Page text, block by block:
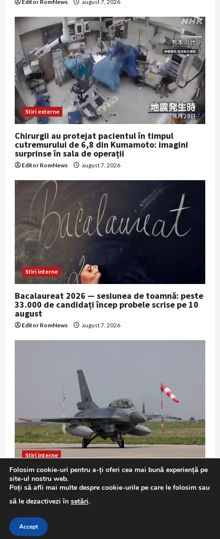
Editor RomNews august 7, 2026
Stiri externe
Chirurgii au protejat pacientul în timpul
cutremurului de 6,8 din Kumamoto: imagini
surprinse în sala de operații
Editor RomNews august 7, 2026
Stiri interne
Bacalaureat 2026 — sesiunea de toamnă: peste
33.000 de candidați încep probele scrise pe 10
august
Editor RomNews august 7, 2026
Stiri interne
F-16 în misiune de Poliție Aeriană: exercițiu
demonstrativ la Baza 86 Borcea
Editor RomNews august 7, 2026
Folosim cookie-uri pentru a-ți oferi cea mai bună experiență pe
site-ul nostru web.
Poți să afli mai multe despre cookie-urile pe care le folosim sau
să le dezactivezi în setări.
Accept